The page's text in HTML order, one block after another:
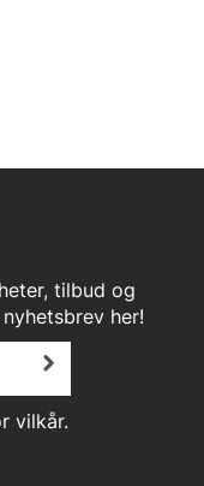
tilbud og
her!
vilkår.